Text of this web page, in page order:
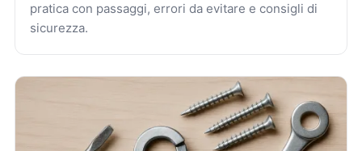
pratica con passaggi, errori da evitare e consigli di
sicurezza.